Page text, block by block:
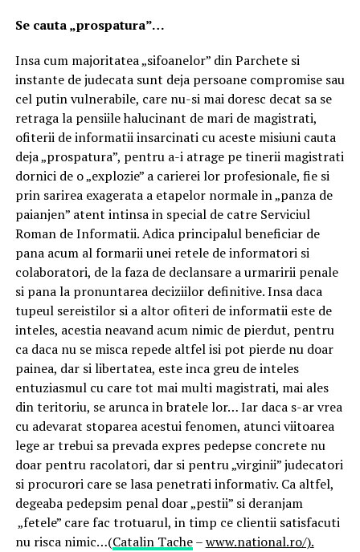
Se cauta „prospatura”…
Insa cum majoritatea „sifoanelor” din Parchete si
instante de judecata sunt deja persoane compromise sau
cel putin vulnerabile, care nu-si mai doresc decat sa se
retraga la pensiile halucinant de mari de magistrati,
ofiterii de informatii insarcinati cu aceste misiuni cauta
deja „prospatura”, pentru a-i atrage pe tinerii magistrati
dornici de o „explozie” a carierei lor profesionale, fie si
prin sarirea exagerata a etapelor normale in „panza de
paianjen” atent intinsa in special de catre Serviciul
Roman de Informatii. Adica principalul beneficiar de
pana acum al formarii unei retele de informatori si
colaboratori, de la faza de declansare a urmaririi penale
si pana la pronuntarea deciziilor definitive. Insa daca
tupeul sereistilor si a altor ofiteri de informatii este de
inteles, acestia neavand acum nimic de pierdut, pentru
ca daca nu se misca repede altfel isi pot pierde nu doar
painea, dar si libertatea, este inca greu de inteles
entuziasmul cu care tot mai multi magistrati, mai ales
din teritoriu, se arunca in bratele lor… Iar daca s-ar vrea
cu adevarat stoparea acestui fenomen, atunci viitoarea
lege ar trebui sa prevada expres pedepse concrete nu
doar pentru racolatori, dar si pentru „virginii” judecatori
si procurori care se lasa penetrati informativ. Ca altfel,
degeaba pedepsim penal doar „pestii” si deranjam
„fetele” care fac trotuarul, in timp ce clientii satisfacuti
nu risca nimic…(Catalin Tache–www.national.ro/).